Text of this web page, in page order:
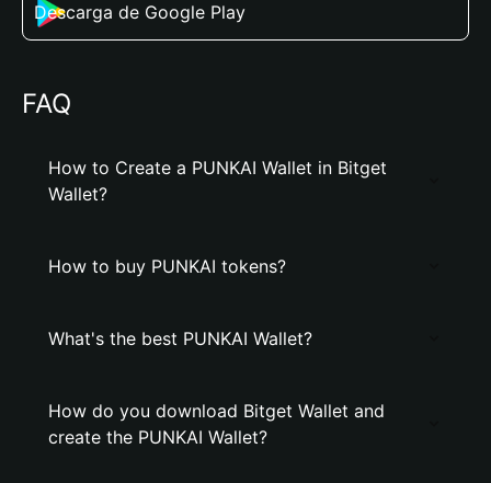
Descarga de Google Play
FAQ
How to Create a PUNKAI Wallet in Bitget
Wallet?
How to buy PUNKAI tokens?
What's the best PUNKAI Wallet?
How do you download Bitget Wallet and
create the PUNKAI Wallet?